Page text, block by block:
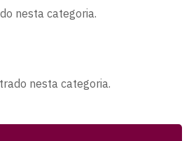
nesta categoria.
nesta categoria.